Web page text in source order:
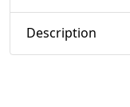
Description